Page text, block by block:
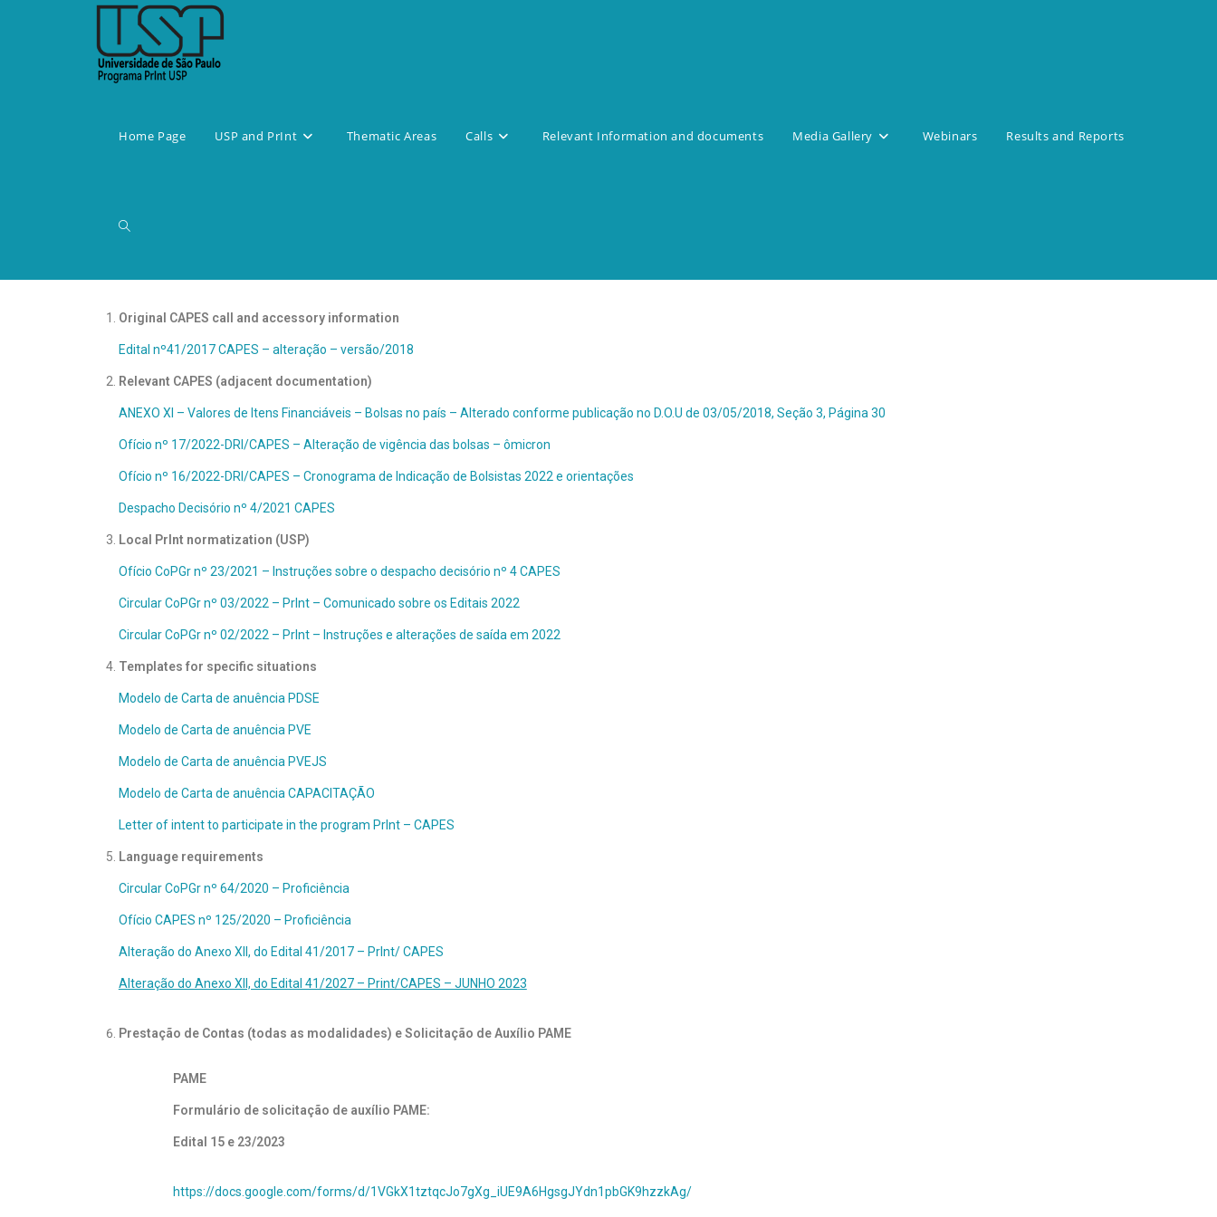
Home Page USP and PrInt Thematic Areas Calls Relevant Information and documents Media Gallery Webinars Results and Reports
Original CAPES call and accessory information
Edital nº41/2017 CAPES – alteração – versão/2018
Relevant CAPES (adjacent documentation)
ANEXO XI – Valores de Itens Financiáveis – Bolsas no país – Alterado conforme publicação no D.O.U de 03/05/2018, Seção 3, Página 30
Ofício nº 17/2022-DRI/CAPES – Alteração de vigência das bolsas – ômicron
Ofício nº 16/2022-DRI/CAPES – Cronograma de Indicação de Bolsistas 2022 e orientações
Despacho Decisório nº 4/2021 CAPES
Local PrInt normatization (USP)
Ofício CoPGr nº 23/2021 – Instruções sobre o despacho decisório nº 4 CAPES
Circular CoPGr nº 03/2022 – PrInt – Comunicado sobre os Editais 2022
Circular CoPGr nº 02/2022 – PrInt – Instruções e alterações de saída em 2022
Templates for specific situations
Modelo de Carta de anuência PDSE
Modelo de Carta de anuência PVE
Modelo de Carta de anuência PVEJS
Modelo de Carta de anuência CAPACITAÇÃO
Letter of intent to participate in the program PrInt – CAPES
Language requirements
Circular CoPGr nº 64/2020 – Proficiência
Ofício CAPES nº 125/2020 – Proficiência
Alteração do Anexo XII, do Edital 41/2017 – PrInt/ CAPES
Alteração do Anexo XII, do Edital 41/2027 – Print/CAPES – JUNHO 2023
Prestação de Contas (todas as modalidades) e Solicitação de Auxílio PAME
PAME
Formulário de solicitação de auxílio PAME:
Edital 15 e 23/2023
https://docs.google.com/forms/d/1VGkX1tztqcJo7gXg_iUE9A6HgsgJYdn1pbGK9hzzkAg/